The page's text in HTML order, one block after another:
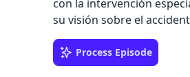
con la intervención
su visión sobre el
Miguel Ángel Pérez y
disponibles al respecto
España. Escucha el
Process Episode